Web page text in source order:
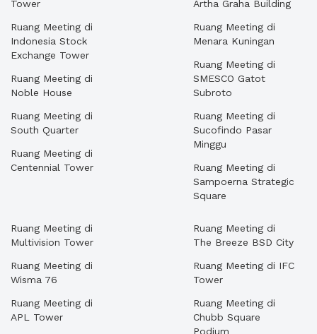
Tower
Ruang Meeting di
Indonesia Stock
Exchange Tower
Ruang Meeting di
Noble House
Ruang Meeting di
South Quarter
Ruang Meeting di
Centennial Tower
Artha Graha Building
Ruang Meeting di
Menara Kuningan
Ruang Meeting di
SMESCO Gatot
Subroto
Ruang Meeting di
Sucofindo Pasar
Minggu
Ruang Meeting di
Sampoerna Strategic
Square
Ruang Meeting di
Multivision Tower
Ruang Meeting di
Wisma 76
Ruang Meeting di
APL Tower
Ruang Meeting di
The Breeze BSD City
Ruang Meeting di IFC
Tower
Ruang Meeting di
Chubb Square
Podium